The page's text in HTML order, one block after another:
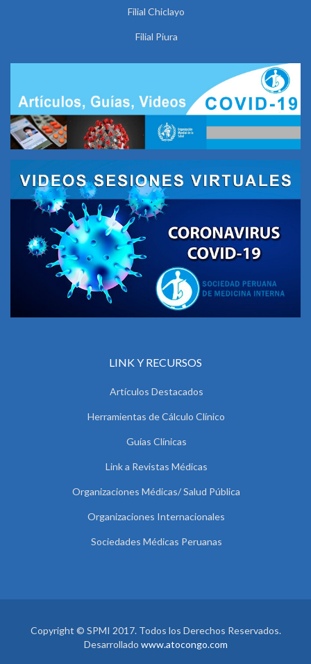
Filial Chiclayo
Filial Piura
LINK Y RECURSOS
Artículos Destacados
Herramientas de Cálculo Clínico
Guías Clínicas
Link a Revistas Médicas
Organizaciones Médicas/ Salud Pública
Organizaciones Internacionales
Sociedades Médicas Peruanas
Copyright © SPMI 2017. Todos los Derechos Reservados.
Desarrollado www.atocongo.com